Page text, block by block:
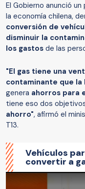
El Gobierno anunció
la economía chilena,
conversión de
disminuir la
los gastos de las
"El gas tiene una
contaminante que la
genera ahorros para
tiene eso dos
ahorro", afirmó el
T13.
Vehículos
convertir a